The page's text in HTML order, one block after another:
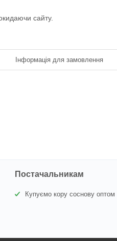
сайту.
Інформація для замовлення
Постачальникам
Купуємо кору соснову оптом